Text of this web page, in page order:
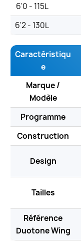
6'0 - 115L
6'2 - 130L
Caractéristiqu
e
Marque /
Modèle
Programme
Construction
Design
Tailles
Référence
Duotone Wing